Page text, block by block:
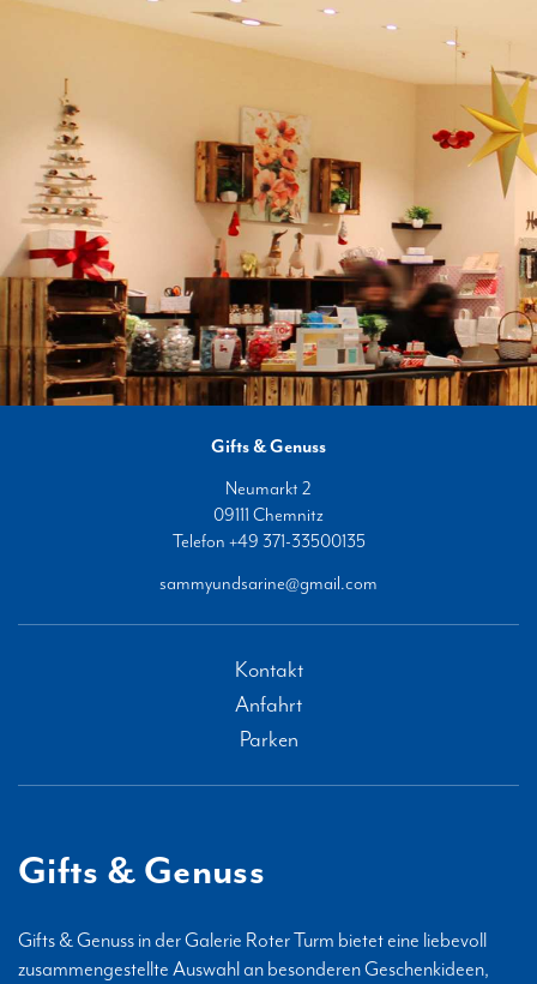
Gifts & Genuss
Neumarkt 2
09111 Chemnitz
Telefon +49 371-33500135
sammyundsarine@gmail.com
Kontakt
Anfahrt
Parken
Gifts & Genuss
Gifts & Genuss in der Galerie Roter Turm bietet eine liebevoll
zusammengestellte Auswahl an besonderen Geschenkideen,